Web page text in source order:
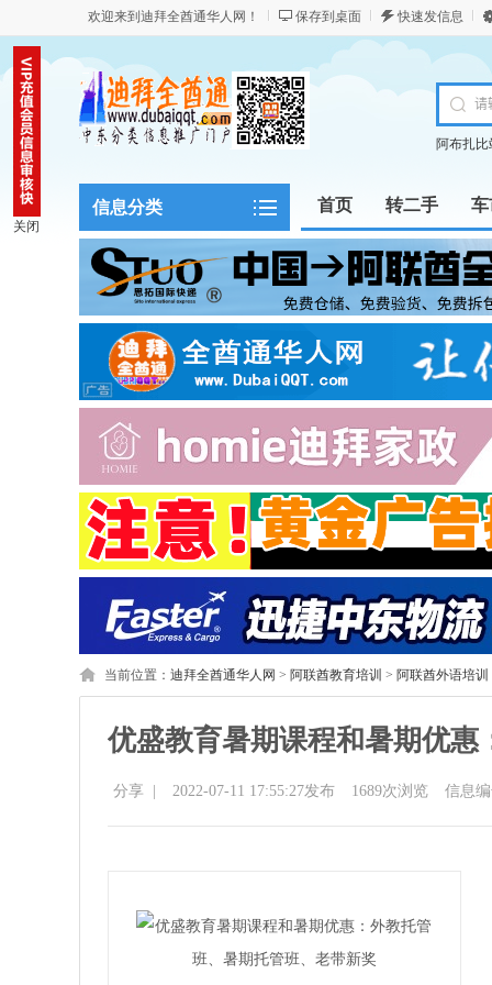
欢迎来到迪拜全酋通华人网！ 保存到桌面 快速发信息
阿布扎比
信息分类 首页 转二手 车
当前位置： 迪拜全酋通华人网 > 阿联酋教育培训 > 阿联酋外语培训
优盛教育暑期课程和暑期优
分享 2022-07-11 17:55:27发布 1689次浏览 信息
关闭